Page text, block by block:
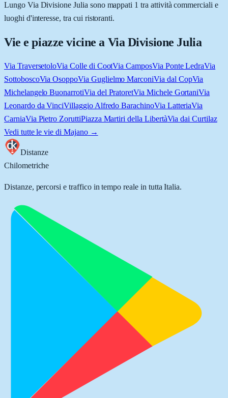
Lungo Via Divisione Julia sono mappati 1 tra attività commerciali e
luoghi d'interesse, tra cui ristoranti.
Vie e piazze vicine a Via Divisione Julia
Via TraversetoloVia Colle di CootVia CamposVia Ponte LedraVia
SottoboscoVia OsoppoVia Guglielmo MarconiVia dal CopVia
Michelangelo BuonarrotiVia del PratoretVia Michele GortaniVia
Leonardo da VinciVillaggio Alfredo BarachinoVia LatteriaVia
CarniaVia Pietro ZoruttiPiazza Martiri della LibertàVia dai Curtilaz
Vedi tutte le vie di Majano→
Distanze
Chilometriche
Distanze, percorsi e traffico in tempo reale in tutta Italia.